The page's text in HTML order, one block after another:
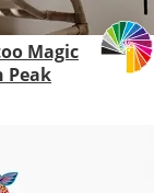
Magic
Peak